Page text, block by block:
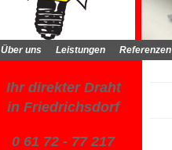
Über uns Leistungen Referenzen
Ihr direkter Draht
in Friedrichsdorf
0 61 72 - 77 217